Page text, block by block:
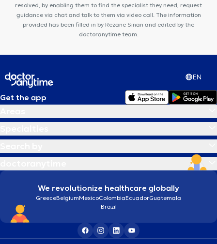
resolved, by enabling them to find the specialist they need, request
guidance via chat and talk to them via video call. The information
provided has been filled in by Rezane Sinan and edited by the
doctoranytime team.
EN
Get the app
We revolutionize healthcare globally
GreeceBelgiumMexicoColombiaEcuadorGuatemala
Brazil